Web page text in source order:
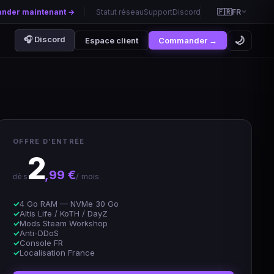
maintenant → Statut réseauSupportDiscord 🇫🇷FR
🇬🇧
🇧🇷
rôle FR
€/mois
🎧 Discord Espace client Commander → 🌙
OFFRE D’ENTRÉE
dès2,99 €/ mois
4 Go RAM — NVMe 30 Go
Altis Life / KoTH / DayZ
Mods Steam Workshop
Anti-DDoS
Console FR
Localisation France